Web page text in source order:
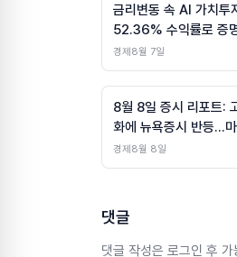
금리변동 속 AI 가치투
52.36% 수익률로 증
경제8월 7일
8월 8일 증시 리포트:
화에 뉴욕증시 반등…
트·엑슨모빌 등 대형주
경제8월 8일
댓글
댓글 작성은 로그인 후 가